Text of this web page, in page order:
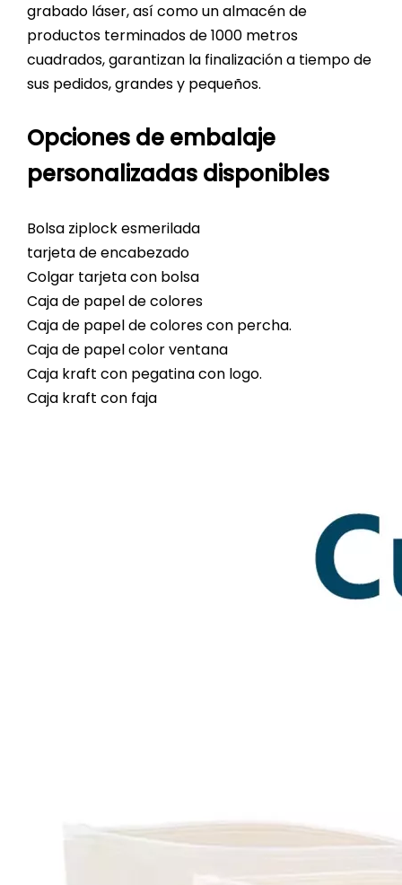
grabado láser, así como un almacén de
productos terminados de 1000 metros
cuadrados, garantizan la finalización a tiempo de
sus pedidos, grandes y pequeños.
Opciones de embalaje
personalizadas disponibles
Bolsa ziplock esmerilada
tarjeta de encabezado
Colgar tarjeta con bolsa
Caja de papel de colores
Caja de papel de colores con percha.
Caja de papel color ventana
Caja kraft con pegatina con logo.
Caja kraft con faja